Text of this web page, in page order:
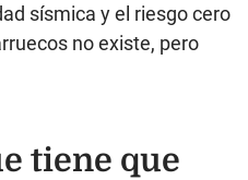
sísmica y el riesgo cero
no existe, pero
tiene que